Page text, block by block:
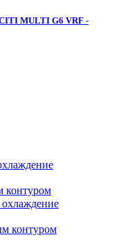
MULTI G6 VRF -
контуром
контуром